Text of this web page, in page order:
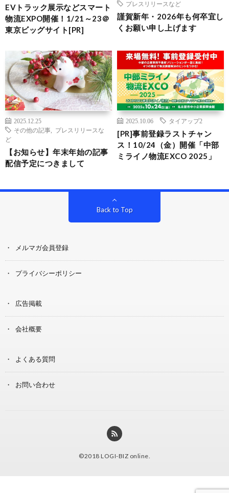
EVトラック展示などスマート
物流EXPO開催！1/21～23＠
東京ビッグサイト[PR]
プレスリリースなど
謹賀新年・2026年も何卒宜し
くお願い申し上げます
2025.12.25
その他の記事
プレスリリースな
ど
【お知らせ】年末年始の記事
配信予定につきまして
2025.10.06 タイアップ2
[PR]事前登録ラストチャン
ス！10/24（金）開催「中部
ミライノ物流EXCO 2025」
Back to Top
メルマガ会員登録
プライバシーポリシー
広告掲載
会社概要
よくある質問
お問い合わせ
©2018 LOGI-BIZ online